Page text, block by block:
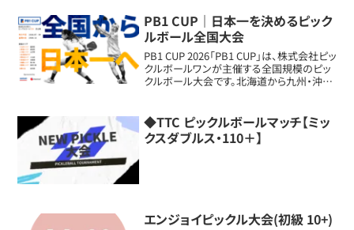
PB1 CUP｜日本一を決めるピック
ルボール全国大会
PB1 CUP 2026「PB1 CUP」は、株式会社ピッ
クルボールワンが主催する全国規模のピッ
クルボール大会です。北海道から九州・沖縄
全国大会に集結。年齢やレベ...
◆TTC ピックルボールマッチ【ミッ
クスダブルス・110＋】
エンジョイピックル大会(初級 10+)